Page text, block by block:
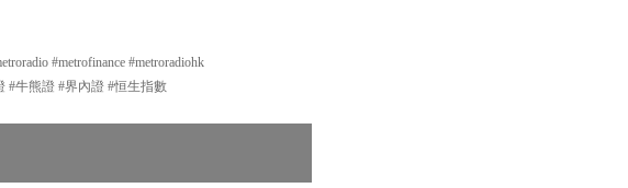
#metrofinance #metroradiohk
#牛熊證 #界內證 #恒生指數